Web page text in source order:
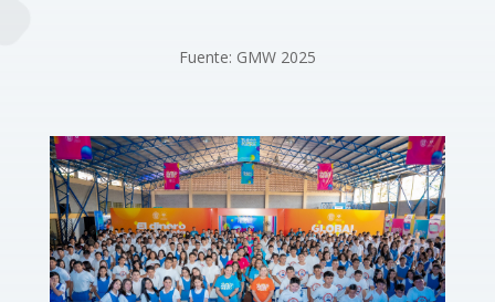
Fuente: GMW 2025